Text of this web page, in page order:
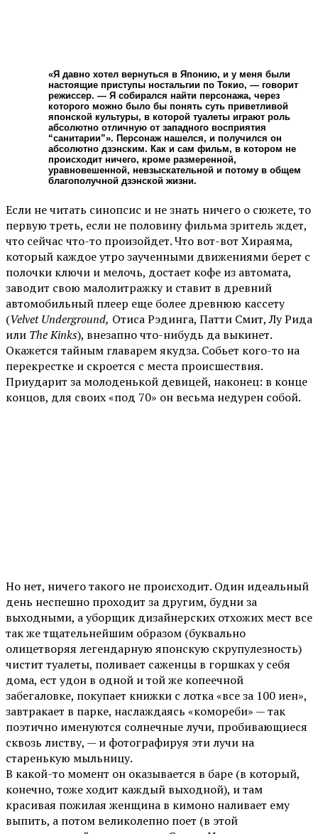
«Я давно хотел вернуться в Японию, и у меня были
настоящие приступы ностальгии по Токио, — говорит
режиссер. — Я собирался найти персонажа, через
которого можно было бы понять суть приветливой
японской культуры, в которой туалеты играют роль
абсолютно отличную от западного восприятия
“санитарии”». Персонаж нашелся, и получился он
абсолютно дзэнским. Как и сам фильм, в котором не
происходит ничего, кроме размеренной,
уравновешенной, невзыскательной и потому в общем
благополучной дзэнской жизни.
Если не читать синопсис и не знать ничего о сюжете, то
первую треть, если не половину фильма зритель ждет,
что сейчас что-то произойдет. Что вот-вот Хираяма,
который каждое утро заученными движениями берет с
полочки ключи и мелочь, достает кофе из автомата,
заводит свою малолитражку и ставит в древний
автомобильный плеер еще более древнюю кассету
(Velvet Underground, Отиса Рэдинга, Патти Смит, Лу Рида
или The Kinks), внезапно что-нибудь да выкинет.
Окажется тайным главарем якудза. Собьет кого-то на
перекрестке и скроется с места происшествия.
Приударит за молоденькой девицей, наконец: в конце
концов, для своих «под 70» он весьма недурен собой.
Но нет, ничего такого не происходит. Один идеальный
день неспешно проходит за другим, будни за
выходными, а уборщик дизайнерских отхожих мест все
так же тщательнейшим образом (буквально
олицетворяя легендарную японскую скрупулезность)
чистит туалеты, поливает саженцы в горшках у себя
дома, ест удон в одной и той же копеечной
забегаловке, покупает книжки с лотка «все за 100 иен»,
завтракает в парке, наслаждаясь «комореби» — так
поэтично именуются солнечные лучи, пробивающиеся
сквозь листву, — и фотографируя эти лучи на
старенькую мыльницу.
В какой-то момент он оказывается в баре (в который,
конечно, тоже ходит каждый выходной), и там
красивая пожилая женщина в кимоно наливает ему
выпить, а потом великолепно поет (в этой